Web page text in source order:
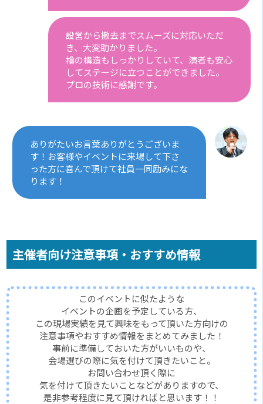
設営から撤去までスムーズに対応いただ
き、大変助かりました。
櫓の構造もしっかりしていて、演者も安心
してステージに立つことができました。
プロの技術に感謝です。
ありがたいお言葉ありがとうございま
す！お客様やイベントに来場して下さ
った方に喜んで頂けて社員一同励みにな
ります！
主催者向け注意事項・おすすめ情報
このイベントに似たような
イベントの企画を予定している方、
この現場実績を見て興味をもって頂いた方向けの
注意事項やおすすめ情報をまとめてみました！
事前に準備しておいた方がいいものや、
会場選びの際に気を付けて頂きたいこと。
お問い合わせ頂く際に
気を付けて頂きたいことなどがありますので、
是非参考程度に見て頂ければと思います！！